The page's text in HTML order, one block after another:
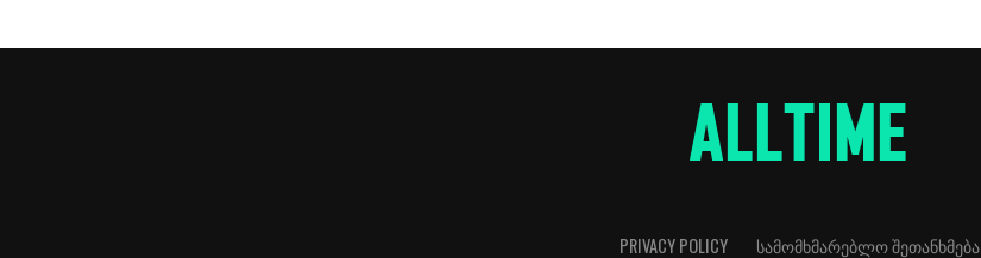
PRIVACY POLICY ᲡᲐᲛᲝᲛᲮᲛᲐᲠᲔᲑᲚᲝ ᲨᲔᲗᲐᲜᲮᲛᲔᲑᲐ